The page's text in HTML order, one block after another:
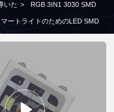
いた > RGB 3IN1 3030 SMD
ートライトのためのLED SMD